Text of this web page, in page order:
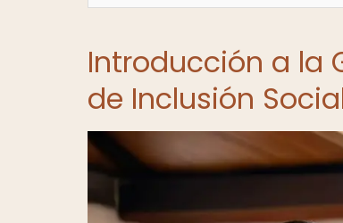
Introducción a la
de Inclusión